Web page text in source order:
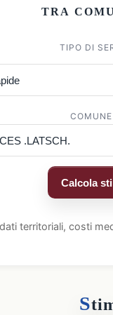
TRA
TIPO DI
Calcola
territoriali, costi
S